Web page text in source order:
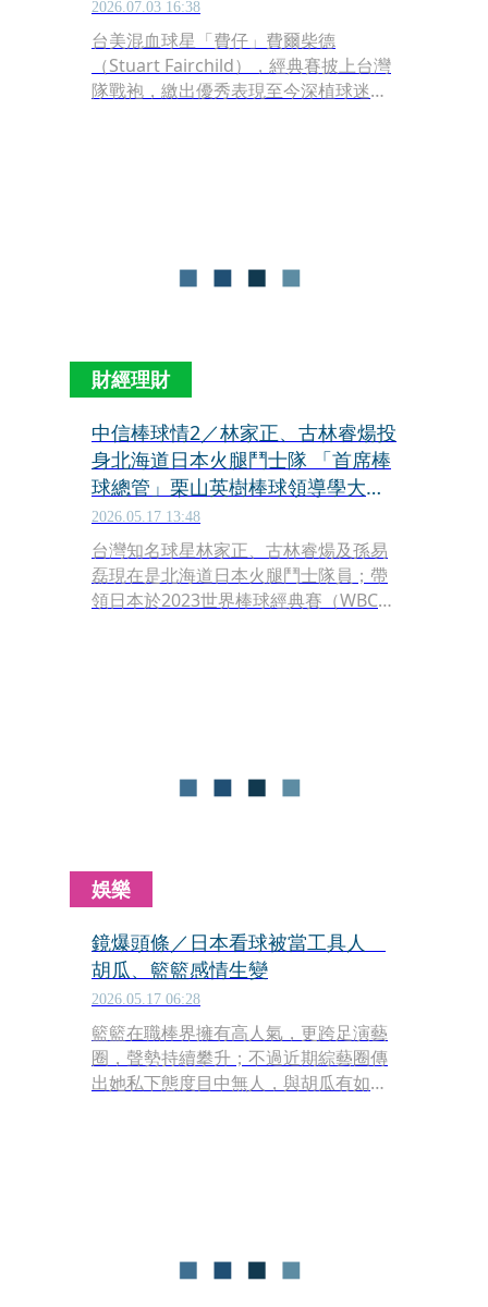
2026.07.03 16:38
台美混血球星「費仔」費爾柴德
（Stuart Fairchild），經典賽披上台灣
隊戰袍，繳出優秀表現至今深植球迷心
財經理財
中信棒球情2／林家正、古林睿煬投
身北海道日本火腿鬥士隊 「首席棒
球總管」栗山英樹棒球領導學大公
開
2026.05.17 13:48
台灣知名球星林家正、古林睿煬及孫易
磊現在是北海道日本火腿鬥士隊員；帶
領日本於2023世界棒球經典賽（WBC）
娛樂
鏡爆頭條／日本看球被當工具人
胡瓜、籃籃感情生變
2026.05.17 06:28
籃籃在職棒界擁有高人氣，更跨足演藝
圈，聲勢持續攀升；不過近期綜藝圈傳
出她私下態度目中無人，與胡瓜有如父
「照籃籃現在的氣勢，恐怕連瓜哥都要
反過來叫她一聲『籃姐』。」